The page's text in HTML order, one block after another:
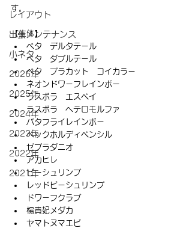
レイアウト
出張メンテナンス
小ネタ
2026年
2025年
2024年
2023年
2022年
2021年
す。
【生体】
ベタ　デルタテール
ベタ　ダブルテール
ベタ　プラカット　コイカラー
ネオンドワーフレインボー
ラスボラ　エスペイ
ラスボラ　ヘテロモルファ
バタフライレインボー
ベックホルディペンシル
ゼブラダニオ
アカヒレ
ビーシュリンプ
レッドビーシュリンプ
ドワーフクラブ
楊貴妃メダカ
ヤマトヌマエビ